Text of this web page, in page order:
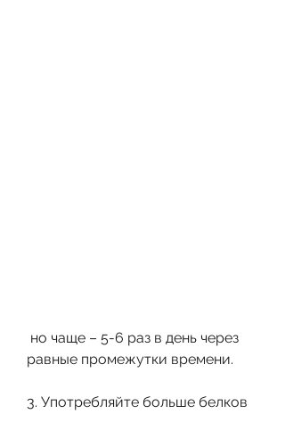
равные промежутки времени.
3. Употребляйте больше белков